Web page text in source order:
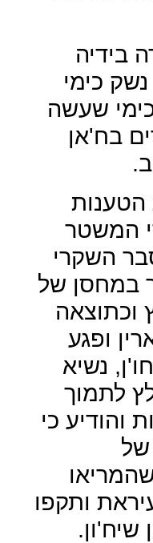
בידיה
כימי
שעשה
בח'אן
המשטר
השקרי
במחסן של
וכתוצאה
ופגע
נשיא
לתמוך
והודיע כי
של
ותקפו